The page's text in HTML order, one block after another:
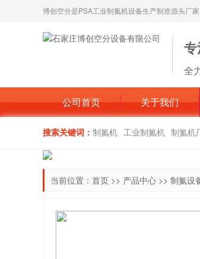
博创空分是PSA工业制氮机设备生产制造源头厂
全
公司首页 关于我们
搜索关键词： 制氮机 工业制氮机 制氮机
当前位置： 首页 >> 产品中心 >> 制氮设